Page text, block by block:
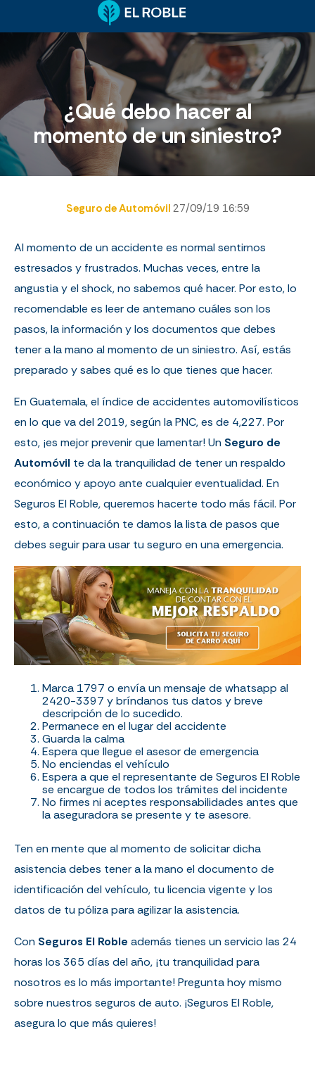
¿Qué debo hacer al
momento de un siniestro?
Seguro de Automóvil 27/09/19 16:59
Al momento de un accidente es normal sentirnos
estresados y frustrados. Muchas veces, entre la
angustia y el shock, no sabemos qué hacer. Por esto, lo
recomendable es leer de antemano cuáles son los
pasos, la información y los documentos que debes
tener a la mano al momento de un siniestro. Así, estás
preparado y sabes qué es lo que tienes que hacer.
En Guatemala, el índice de accidentes automovilísticos
en lo que va del 2019, según la PNC, es de 4,227. Por
esto, ¡es mejor prevenir que lamentar! Un Seguro de
Automóvil te da la tranquilidad de tener un respaldo
económico y apoyo ante cualquier eventualidad. En
Seguros El Roble, queremos hacerte todo más fácil. Por
esto, a continuación te damos la lista de pasos que
debes seguir para usar tu seguro en una emergencia.
Marca 1797 o envía un mensaje de whatsapp al
2420-3397 y bríndanos tus datos y breve
descripción de lo sucedido.
Permanece en el lugar del accidente
Guarda la calma
Espera que llegue el asesor de emergencia
No enciendas el vehículo
Espera a que el representante de Seguros El Roble
se encargue de todos los trámites del incidente
No firmes ni aceptes responsabilidades antes que
la aseguradora se presente y te asesore.
Ten en mente que al momento de solicitar dicha
asistencia debes tener a la mano el documento de
identificación del vehículo, tu licencia vigente y los
datos de tu póliza para agilizar la asistencia.
Con Seguros El Roble además tienes un servicio las 24
horas los 365 días del año, ¡tu tranquilidad para
nosotros es lo más importante! Pregunta hoy mismo
sobre nuestros seguros de auto. ¡Seguros El Roble,
asegura lo que más quieres!